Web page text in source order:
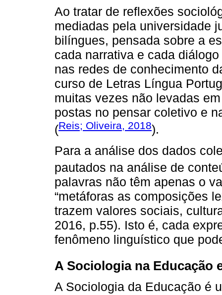
Ao tratar de reflexões
mediadas pela universidade
bilíngues, pensada sobre a
cada narrativa e cada
nas redes de conhecimento
curso de Letras Língua
muitas vezes não levadas
postas no pensar coletivo e
(Reis; Oliveira, 2018).
Para a análise dos dados
pautados na análise de
palavras não têm apenas o
“metáforas as composições
trazem valores sociais,
2016, p.55). Isto é, cada
fenômeno linguístico que
A Sociologia na Educação
A Sociologia da Educação é